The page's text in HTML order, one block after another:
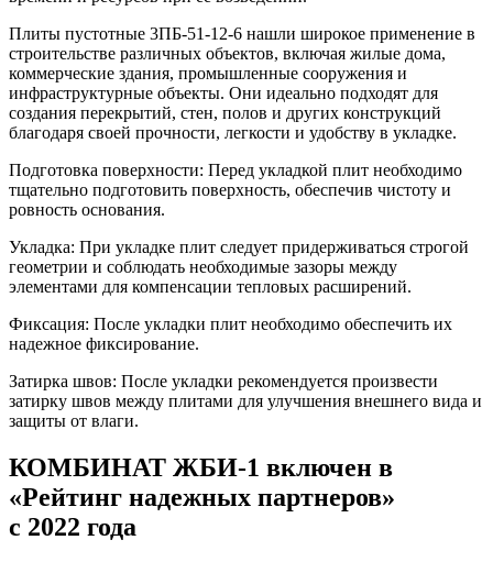
Плиты пустотные 3ПБ-51-12-6 нашли широкое применение в
строительстве различных объектов, включая жилые дома,
коммерческие здания, промышленные сооружения и
инфраструктурные объекты. Они идеально подходят для
создания перекрытий, стен, полов и других конструкций
благодаря своей прочности, легкости и удобству в укладке.
Подготовка поверхности: Перед укладкой плит необходимо
тщательно подготовить поверхность, обеспечив чистоту и
ровность основания.
Укладка: При укладке плит следует придерживаться строгой
геометрии и соблюдать необходимые зазоры между
элементами для компенсации тепловых расширений.
Фиксация: После укладки плит необходимо обеспечить их
надежное фиксирование.
Затирка швов: После укладки рекомендуется произвести
затирку швов между плитами для улучшения внешнего вида и
защиты от влаги.
КОМБИНАТ ЖБИ-1 включен в
«Рейтинг надежных партнеров»
с 2022 года